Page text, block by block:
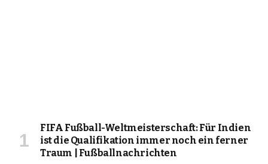
FIFA Fußball-Weltmeisterschaft: Für Indien
ist die Qualifikation immer noch ein ferner
Traum | Fußballnachrichten